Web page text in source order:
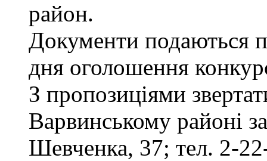
район.
Документи подаються
дня оголошення
З пропозиціями
Варвинському районі
Шевченка, 37; тел. 2-